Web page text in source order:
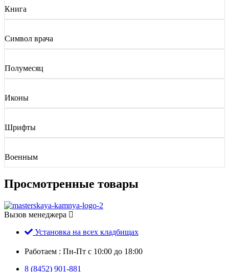
Книга
Символ врача
Полумесяц
Иконы
Шрифты
Военным
Просмотренные товары
Вызов менеджера
Установка на всех кладбищах
Работаем : Пн-Пт с 10:00 до 18:00
8 (8452) 901-881